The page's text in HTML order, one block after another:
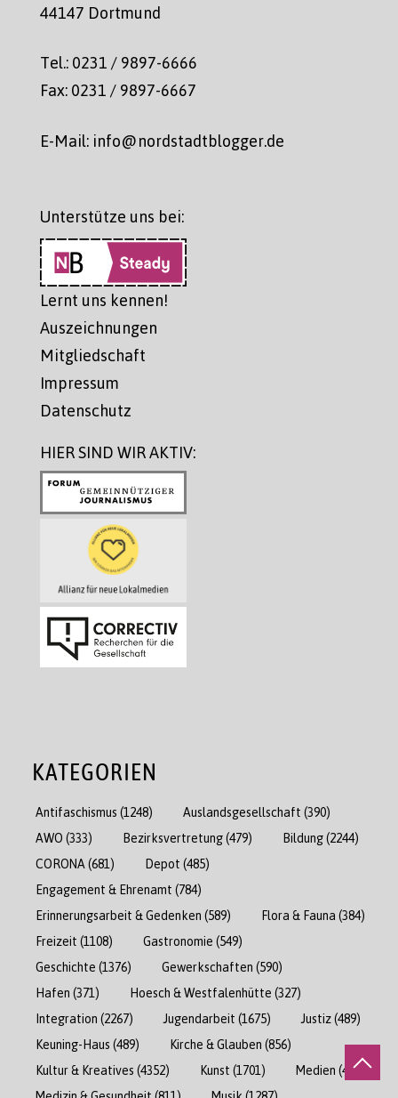
44147 Dortmund
Tel.: 0231 / 9897-6666
Fax: 0231 / 9897-6667
E-Mail: info@nordstadtblogger.de
Unterstütze uns bei:
Lernt uns kennen!
Auszeichnungen
Mitgliedschaft
Impressum
Datenschutz
HIER SIND WIR AKTIV:
KATEGORIEN
Antifaschismus (1248) Auslandsgesellschaft (390)
AWO (333) Bezirksvertretung(479) Bildung(2244)
CORONA(681) Depot (485)
Engagement & Ehrenamt (784)
Erinnerungsarbeit & Gedenken (589) Flora & Fauna (384)
Freizeit (1108) Gastronomie (549)
Geschichte (1376) Gewerkschaften (590)
Hafen (371) Hoesch & Westfalenhütte (327)
Integration (2267) Jugendarbeit (1675) Justiz(489)
Keuning-Haus (489) Kirche & Glauben (856)
Kultur & Kreatives (4352) Kunst (1701) Medien (471)